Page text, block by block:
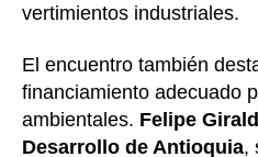
vertimientos industriales.
El encuentro también
financiamiento adecuado
ambientales. Felipe
Desarrollo de Antioquia,